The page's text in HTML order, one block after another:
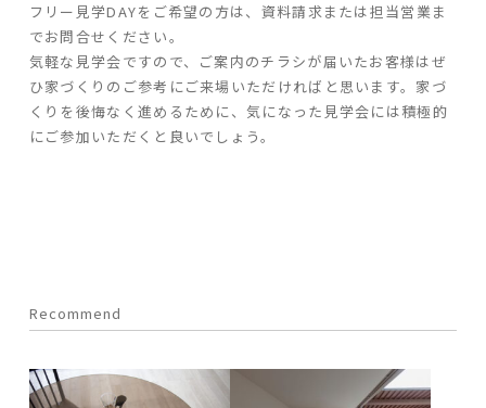
フリー見学DAYをご希望の方は、資料請求または担当営業ま
でお問合せください。
気軽な見学会ですので、ご案内のチラシが届いたお客様はぜ
ひ家づくりのご参考にご来場いただければと思います。家づ
くりを後悔なく進めるために、気になった見学会には積極的
にご参加いただくと良いでしょう。
Recommend